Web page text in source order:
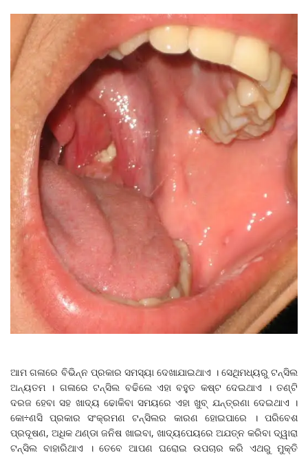
ଆମ ଗଳାରେ ବିଭିନ୍ନ ପ୍ରକାର ସମସ୍ୟା ଦେଖାଯାଇଥାଏ । ସେଥିମଧ୍ୟରୁ ଟନ୍ସିଲ
ଅନ୍ୟତମ । ଗଳାରେ ଟନ୍ସିଲ ବଢିଲେ ଏହା ବହୁତ କଷ୍ଟ ଦେଇଥାଏ । ତଣ୍ଟି
ଦରଜ ହେବା ସହ ଖାଦ୍ୟ ଢୋକିବା ସମୟରେ ଏହା ଖୁବ୍ ଯନ୍ତ୍ରଣା ଦେଇଥାଏ ।
କୋ÷ଣସି ପ୍ରକାର ସଂକ୍ରମଣ ଟନ୍ସିଲର କାରଣ ହୋଇପାରେ । ପରିବେଶ
ପ୍ରଦୂଷଣ, ଅଧିକ ଥଣ୍ଡା ଜନିଷ ଖାଇବା, ଖାଦ୍ୟପେୟରେ ଅଯତ୍ନ କରିବା ଦ୍ୱାରା
ଟନ୍ସିଲ ବାହାରିଥାଏ । ତେବେ ଆପଣ ଘରୋଇ ଉପଚାର କରି ଏଥରୁ ମୁକ୍ତି